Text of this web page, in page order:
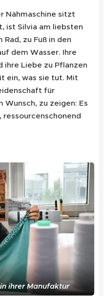
Nähmaschine sitzt
ist Silvia am liebsten
zu Fuß in den
dem Wasser. Ihre
ihre Liebe zu Pflanzen
ein, was sie tut. Mit
für
Wunsch, zu zeigen: Es
ressourcenschonend
ihrer Manufaktur